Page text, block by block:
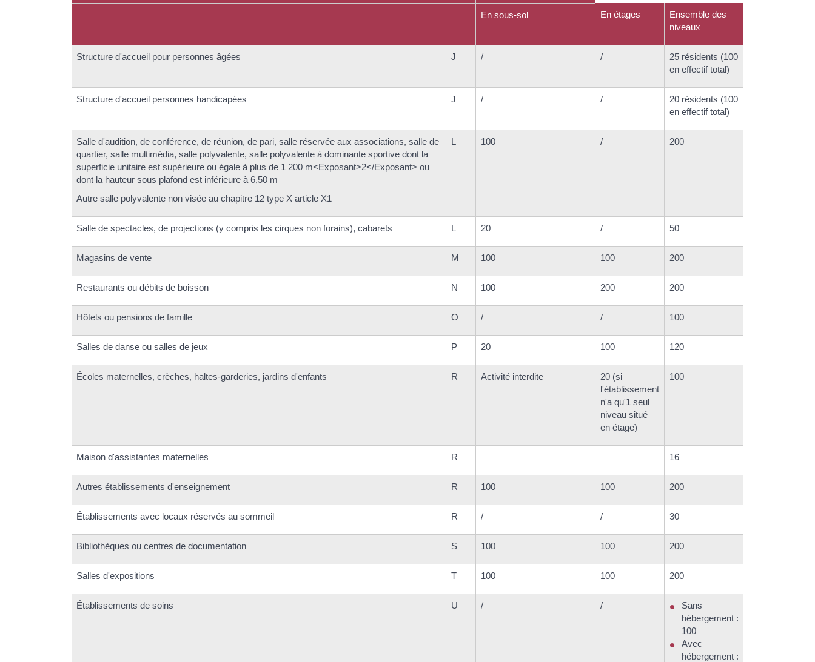
En sous-sol En étages
Ensemble des
niveaux
Structure d'accueil pour personnes âgées J / /
25 résidents (100
en effectif total)
Structure d'accueil personnes handicapées J / /
20 résidents (100
en effectif total)
Salle d'audition, de conférence, de réunion, de pari, salle réservée aux associations, salle de
quartier, salle multimédia, salle polyvalente, salle polyvalente à dominante sportive dont la
superficie unitaire est supérieure ou égale à plus de 1 200 m<Exposant>2</Exposant> ou
dont la hauteur sous plafond est inférieure à 6,50 m
Autre salle polyvalente non visée au chapitre 12 type X article X1
L 100 / 200
Salle de spectacles, de projections (y compris les cirques non forains), cabarets L 20 / 50
Magasins de vente M 100 100 200
Restaurants ou débits de boisson N 100 200 200
Hôtels ou pensions de famille O / / 100
Salles de danse ou salles de jeux P 20 100 120
Écoles maternelles, crèches, haltes-garderies, jardins d'enfants R Activité interdite
20 (si
l'établissement
n'a qu'1 seul
niveau situé
en étage)
100
Maison d'assistantes maternelles R 16
Autres établissements d'enseignement R 100 100 200
Établissements avec locaux réservés au sommeil R / / 30
Bibliothèques ou centres de documentation S 100 100 200
Salles d'expositions T 100 100 200
Établissements de soins U / /
Sans
hébergement :
100
Avec
hébergement :